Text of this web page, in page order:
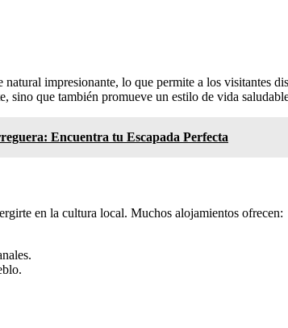
impresionante, lo que permite a los visitantes
sino que también promueve un estilo de vida
Encuentra tu Escapada Perfecta
en la cultura local. Muchos alojamientos ofrecen: